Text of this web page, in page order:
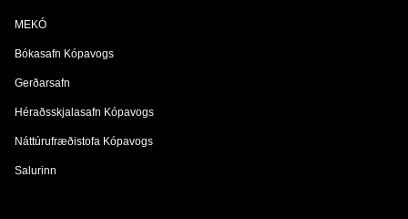
MEKÓ
Bókasafn Kópavogs
Gerðarsafn
Héraðsskjalasafn Kópavogs
Náttúrufræðistofa Kópavogs
Salurinn